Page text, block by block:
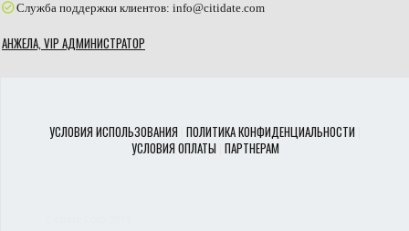
Служба поддержки клиентов: info@citidate.com
АНЖЕЛА, VIP АДМИНИСТРАТОР
УСЛОВИЯ ИСПОЛЬЗОВАНИЯ ПОЛИТИКА КОНФИДЕНЦИАЛЬНОСТИ
УСЛОВИЯ ОПЛАТЫ ПАРТНЕРАМ